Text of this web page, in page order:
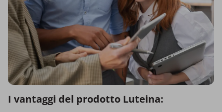
I vantaggi del prodotto Luteina: